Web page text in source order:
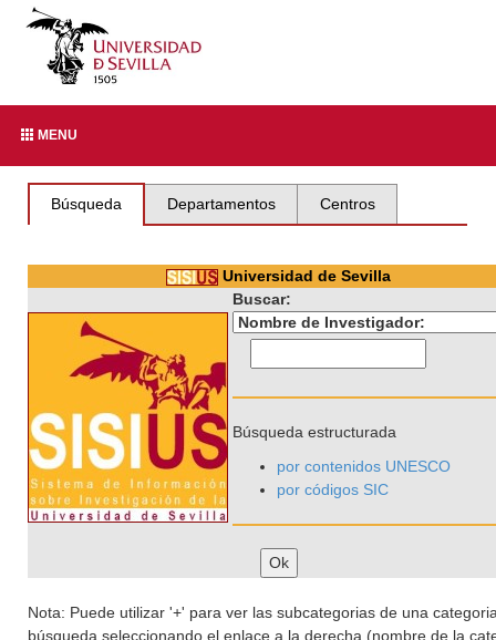
MENU
Búsqueda Departamentos Centros
Universidad de Sevilla
Buscar:
Búsqueda estructurada
por contenidos UNESCO
por códigos SIC
Nota: Puede utilizar '+' para ver las subcategorias de una
búsqueda seleccionando el enlace a la derecha (nombre de la